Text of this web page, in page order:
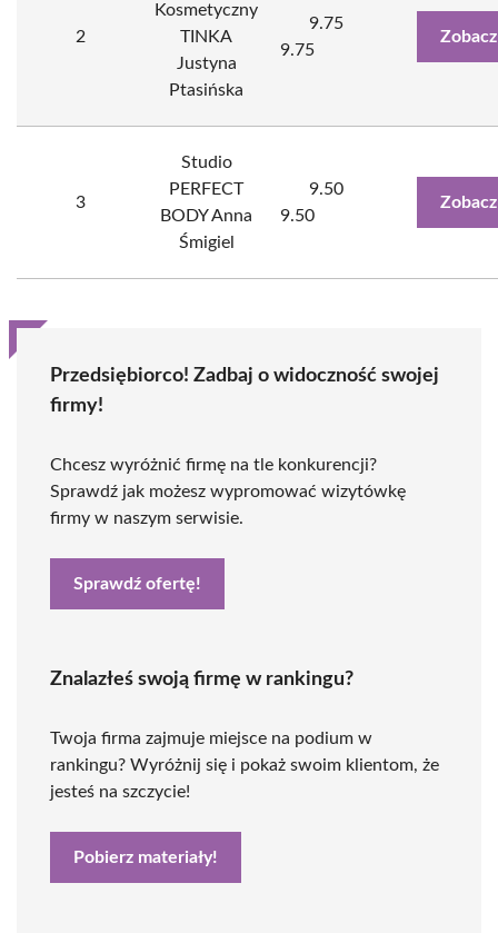
2
Kosmetyczny
TINKA
Justyna
Ptasińska
9.75
9.75
3
Studio
PERFECT
BODY Anna
Śmigiel
9.50
9.50
Przedsiębiorco! Zadbaj o widoczność swojej
firmy!
Chcesz wyróżnić firmę na tle konkurencji?
Sprawdź jak możesz wypromować wizytówkę
firmy w naszym serwisie.
Sprawdź ofertę!
Znalazłeś swoją firmę w rankingu?
Twoja firma zajmuje miejsce na podium w
rankingu? Wyróżnij się i pokaż swoim klientom, że
jesteś na szczycie!
Pobierz materiały!